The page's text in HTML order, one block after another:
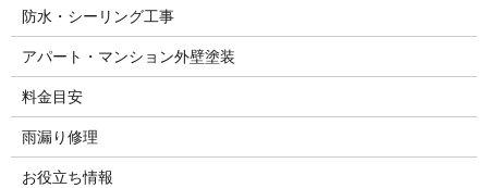
防水・シーリング工事
アパート・マンション外壁塗装
料金目安
雨漏り修理
お役立ち情報